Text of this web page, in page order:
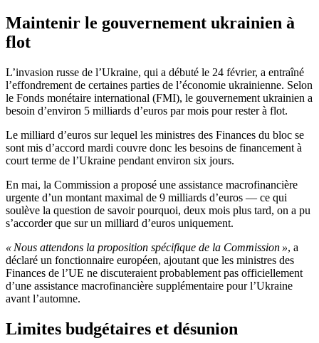
Maintenir le gouvernement ukrainien à
flot
L’invasion russe de l’Ukraine, qui a débuté le 24 février, a entraîné
l’effondrement de certaines parties de l’économie ukrainienne. Selon
le Fonds monétaire international (FMI), le gouvernement ukrainien a
besoin d’environ 5 milliards d’euros par mois pour rester à flot.
Le milliard d’euros sur lequel les ministres des Finances du bloc se
sont mis d’accord mardi couvre donc les besoins de financement à
court terme de l’Ukraine pendant environ six jours.
En mai, la Commission a proposé une assistance macrofinancière
urgente d’un montant maximal de 9 milliards d’euros — ce qui
soulève la question de savoir pourquoi, deux mois plus tard, on a pu
s’accorder que sur un milliard d’euros uniquement.
« Nous attendons la proposition spécifique de la Commission », a
déclaré un fonctionnaire européen, ajoutant que les ministres des
Finances de l’UE ne discuteraient probablement pas officiellement
d’une assistance macrofinancière supplémentaire pour l’Ukraine
avant l’automne.
Limites budgétaires et désunion